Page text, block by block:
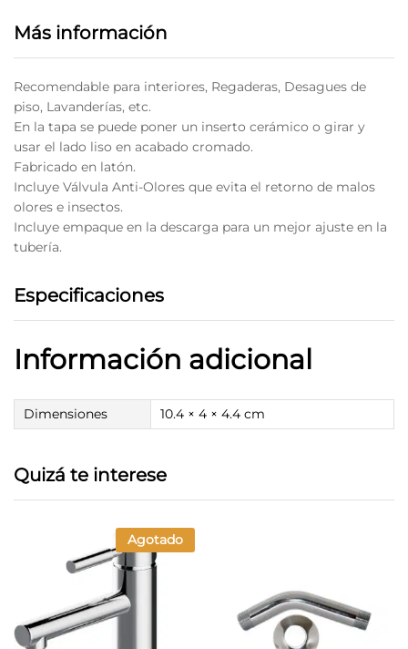
Más información
Recomendable para interiores, Regaderas, Desagues de
piso, Lavanderías, etc.
En la tapa se puede poner un inserto cerámico o girar y
usar el lado liso en acabado cromado.
Fabricado en latón.
Incluye Válvula Anti-Olores que evita el retorno de malos
olores e insectos.
Incluye empaque en la descarga para un mejor ajuste en la
tubería.
Especificaciones
Información adicional
Dimensiones 10.4 × 4 × 4.4 cm
Quizá te interese
Agotado